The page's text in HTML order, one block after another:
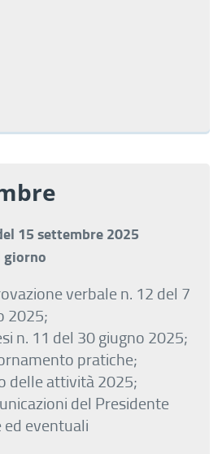
15 settembre 2025
giorno
verbale n. 12 del 7
2025;
n. 11 del 30 giugno 2025;
pratiche;
delle attività 2025;
del Presidente
ed eventuali